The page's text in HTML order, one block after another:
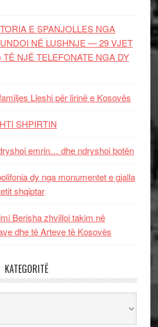
E SPANJOLLES NGA
NË LUSHNJE — 29 VJET
TË NJË TELEFONATE NGA DY
Lleshi për lirinë e Kosovës
SHPIRTIN
emrin… dhe ndryshoi botën
dy nga monumentet e gjalla
shqiptar
Berisha zhvilloi takim në
dhe të Arteve të Kosovës
KATEGORITË